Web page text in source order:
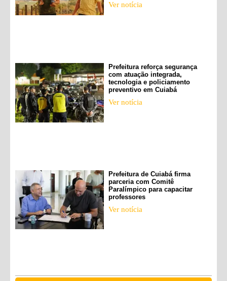
Ver notícia
Prefeitura reforça segurança
com atuação integrada,
tecnologia e policiamento
preventivo em Cuiabá
Ver notícia
Prefeitura de Cuiabá firma
parceria com Comitê
Paralímpico para capacitar
professores
Ver notícia